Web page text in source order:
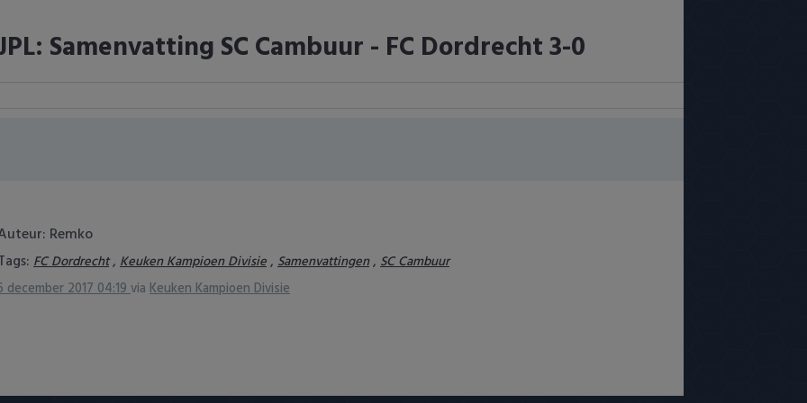
Samenvatting SC Cambuur - FC Dordrecht 3-0
Remko
FC Dordrecht, Keuken Kampioen Divisie, Samenvattingen, SC Cambuur
december 2017 04:19via Keuken Kampioen Divisie